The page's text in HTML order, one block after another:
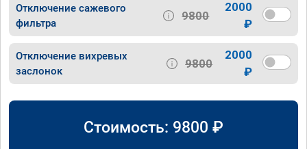
Отключение сажевого
фильтра
9800
2000
₽
Отключение вихревых
заслонок
9800
2000
₽
Стоимость: 9800 ₽